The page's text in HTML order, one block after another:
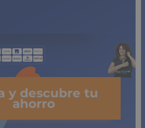
y descubre tu
ahorro